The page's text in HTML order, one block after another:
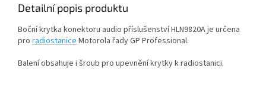
Detailní popis produktu
Boční krytka konektoru audio příslušenství HLN9820A je určena
pro radiostanice Motorola řady GP Professional.
Balení obsahuje i šroub pro upevnění krytky k radiostanici.